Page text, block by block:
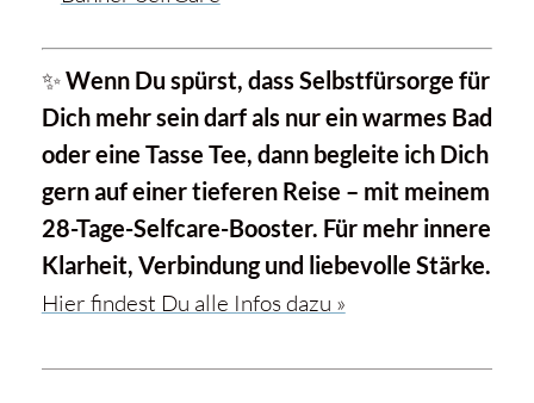
✨Wenn Du spürst, dass Selbstfürsorge für
Dich mehr sein darf als nur ein warmes Bad
oder eine Tasse Tee, dann begleite ich Dich
gern auf einer tieferen Reise – mit meinem
28-Tage-Selfcare-Booster. Für mehr innere
Klarheit, Verbindung und liebevolle Stärke.
Hier findest Du alle Infos dazu »